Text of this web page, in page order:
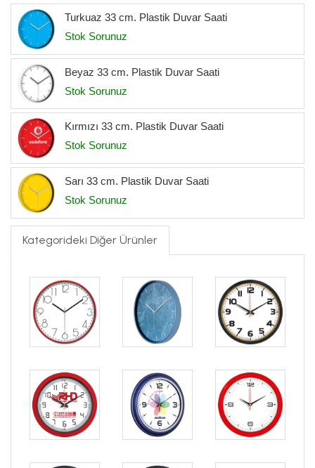
Turkuaz 33 cm. Plastik Duvar Saati
Stok Sorunuz
Beyaz 33 cm. Plastik Duvar Saati
Stok Sorunuz
Kırmızı 33 cm. Plastik Duvar Saati
Stok Sorunuz
Sarı 33 cm. Plastik Duvar Saati
Stok Sorunuz
Kategorideki Diğer Ürünler